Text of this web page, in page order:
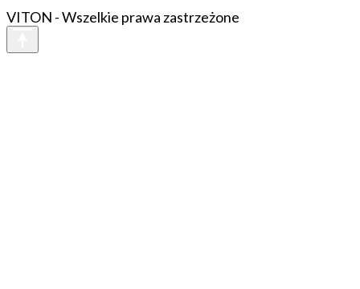
VITON - Wszelkie prawa zastrzeżone